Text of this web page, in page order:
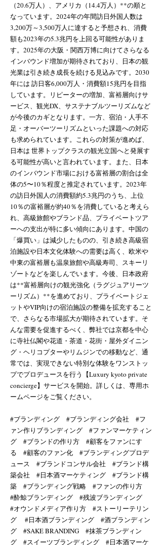
（20.6万人）、アメリカ（14.4万人）**の順と
なっています。2024年の年間訪日外国人数は
3,200万～3,500万人に達すると予想され、消費
額も2023年の5.3兆円を上回る可能性がありま
す。2025年の大阪・関西万博に向けてさらなる
インバウンド増加が期待されており、日本の観
光業は引き続き成長を続ける見込みです。2030
年には 訪日客6,000万人・消費額15兆円を目指
しています。リピーターの増加、富裕層向けサ
ービス、観光DX、サステナブルツーリズムなど
が今後のカギとなります。一方、宿泊・人手不
足・オーバーツーリズムといった課題への対応
も求められています。これらの対策が進めば、
日本は 世界トップクラスの観光立国へと発展す
る可能性が高いと言われています。また、日本
のインバウンド市場における富裕層の割合は全
体の5〜10％程度と推定されています。2023年
の訪日外国人の消費額約5.3兆円のうち、上位
10％の富裕層が約40％を消費していると考えら
れ、高級旅館やブランド品、プライベートツア
ーへの支出が特に多い傾向にあります。中国の
「爆買い」は減少したものの、引き続き高級宿
泊施設や日本文化体験への需要は高く、欧米や
中東の富裕層も温泉旅館や高級寿司、スキーリ
ゾートなどを楽しんでいます。今後、日本政府
は**富裕層向けの観光強化（ラグジュアリーツ
ーリズム）**を進めており、プライベートジェ
ットやVIP向けの宿泊施設の整備を拡充すること
で、さらなる市場拡大が期待されています。そ
んな需要を促進するべく、弊社では京都を中心
に寺社仏閣や花道・茶道・花街・屋外ダイニン
グ・ヘリコプターやリムジンでの移動など、通
常では、実現できない特別な体験をワンストッ
プでプロデュースを行う【Luxury kyoto private
concierge】サービスを開始。詳しくは、専用ホ
ームページをご覧ください。
#ブランディング #ブランディング会社 #フ
ァン作りブランディング #ファンマーケティン
グ #ブランドの作り方 #顧客をファンにす
る #顧客のファン化 #ブランディングプロデ
ュース #ブランドコンサル会社 #ブランド構
築会社 #日本酒マーケティング #ブランド構
築 #ブランディング戦略 #ファンの作り方
#酔鯨ブランディング #残波ブランディング
#オウンドメディア作り方 #ストーリーテリン
グ #日本酒ブランディング #酒ブランディン
グ #SAKE BRANDING #抹茶ブランディン
グ #スイーツブランディング #日本酒マーケ